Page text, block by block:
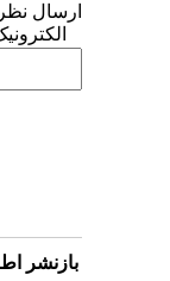
ارسال نظر
بازنشر